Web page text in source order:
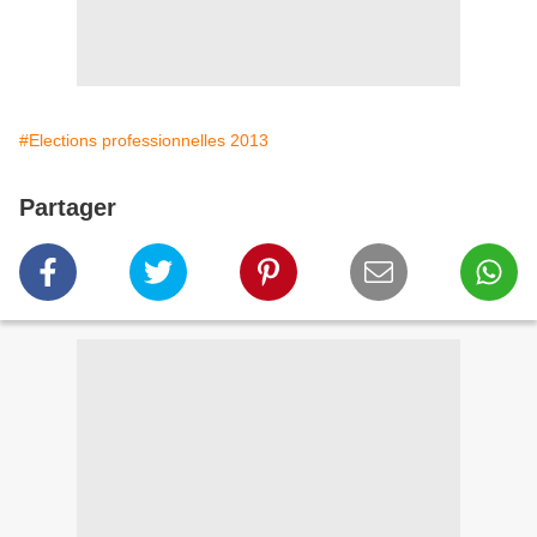
#Elections professionnelles 2013
Partager